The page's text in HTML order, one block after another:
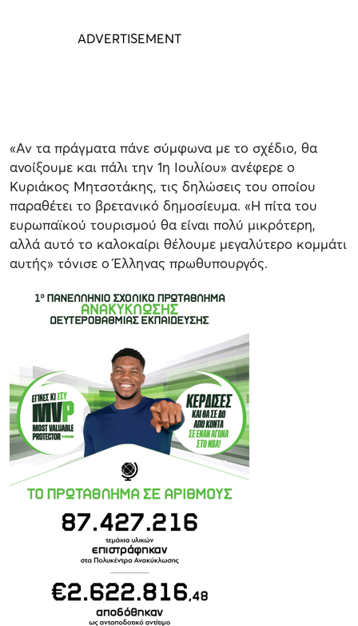
«Αν τα πράγματα πάνε σύμφωνα με το σχέδιο, θα
ανοίξουμε και πάλι την 1η Ιουλίου» ανέφερε ο
Κυριάκος Μητσοτάκης, τις δηλώσεις του οποίου
παραθέτει το βρετανικό δημοσίευμα. «Η πίτα του
ευρωπαϊκού τουρισμού θα είναι πολύ μικρότερη,
αλλά αυτό το καλοκαίρι θέλουμε μεγαλύτερο κομμάτι
αυτής» τόνισε ο Έλληνας πρωθυπουργός.